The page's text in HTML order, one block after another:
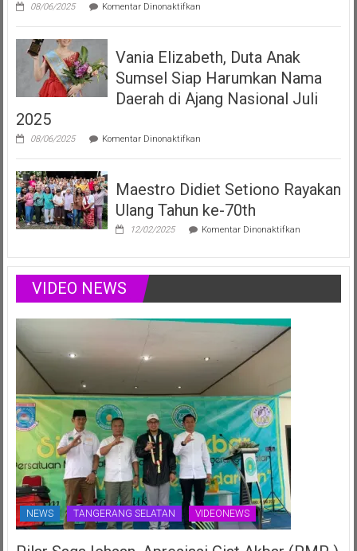
08/06/2025 Komentar Dinonaktifkanpada
Elizabeth
Duta
Anak
Sumsel
Menginspirasi
Modelling
Positif
Vania Elizabeth, Duta Anak
Sumsel Siap Harumkan Nama
Daerah di Ajang Nasional Juli
2025
08/06/2025 Komentar Dinonaktifkanpada
Elizabeth,
Anak
Sumsel
Siap
Harumkan
Ajang
Juli
Maestro Didiet Setiono Rayakan
Ulang Tahun ke-70th
12/02/2025 Komentar Dinonaktifkanpada
Setiono
Rayakan
Tahun
VIDEO NEWS
NEWS TANGERANG SELATAN VIDEONEWS